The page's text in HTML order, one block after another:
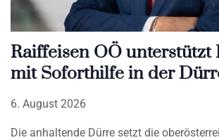
Raiffeisen OÖ
mit Soforthilfe in der
6. August 2026
Die anhaltende Dürre setzt die